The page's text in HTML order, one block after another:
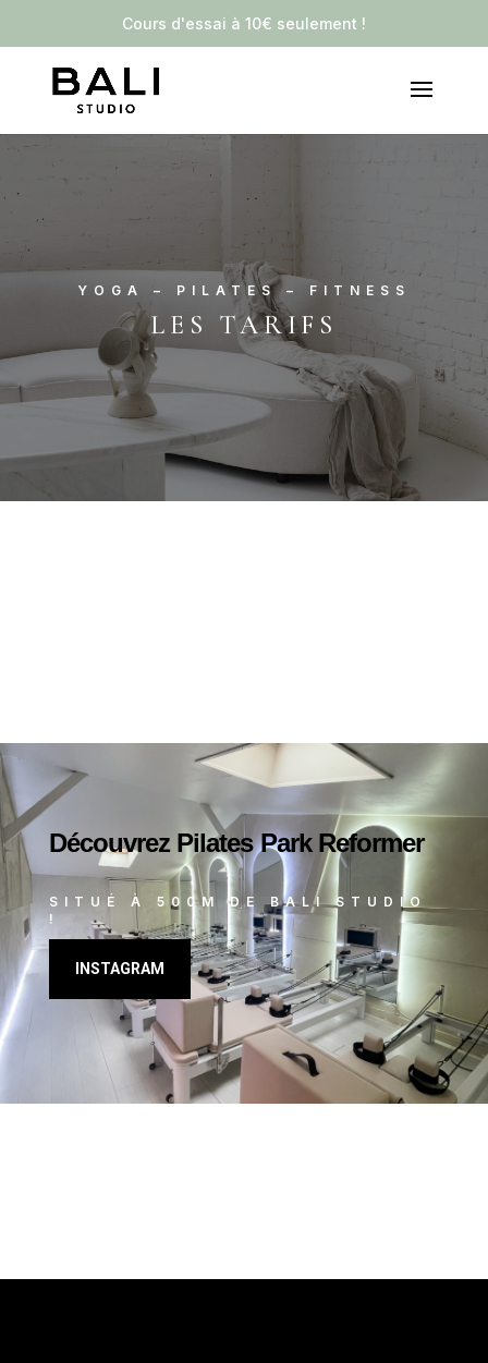
Cours d'essai à 10€ seulement !
YOGA – PILATES – FITNESS
LES TARIFS
Découvrez Pilates Park Reformer
SITUÉ À 500M DE BALI STUDIO
!
INSTAGRAM